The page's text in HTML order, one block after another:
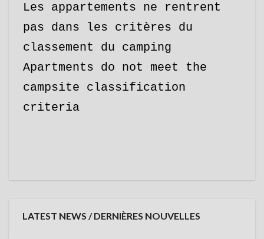
Les appartements ne rentrent
pas dans les critères du
classement du camping
Apartments do not meet the
campsite classification
criteria
LATEST NEWS / DERNIÈRES NOUVELLES